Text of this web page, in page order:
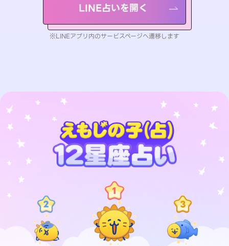
LINE占いを開く
※LINEアプリ内のサービスページへ遷移します